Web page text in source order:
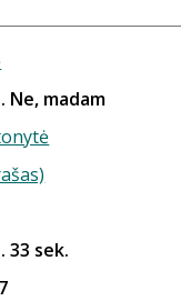
Ne, madam
33 sek.